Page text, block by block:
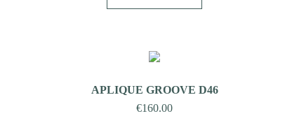
APLIQUE GROOVE D46
€160.00